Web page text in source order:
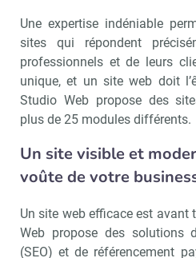
Une expertise indéniable
sites qui répondent
professionnels et de leurs
unique, et un site web doit
Studio Web propose des
plus de 25 modules différents.
Un site visible et
voûte de votre
Un site web efficace est
Web propose des solutions
(SEO) et de référencement